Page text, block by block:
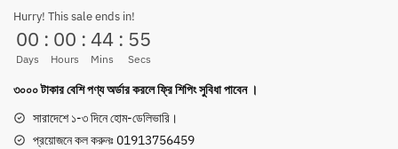
for
Men
–
Soccer
Cleats
quantity
Hurry! This sale ends in!
00
Days
: 00
Hours
: 44
Mins
: 54
Secs
৩০০০ টাকার বেশি পণ্য অর্ডার করলে ফ্রি শিপিং সুবিধা পাবেন ।
সারাদেশে ১-৩ দিনে হোম-ডেলিভারি।
প্রয়োজনে কল করুনঃ 01913756459